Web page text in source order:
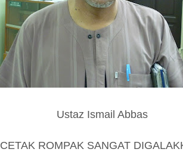
Ustaz Ismail Abbas
CETAK ROMPAK SANGAT